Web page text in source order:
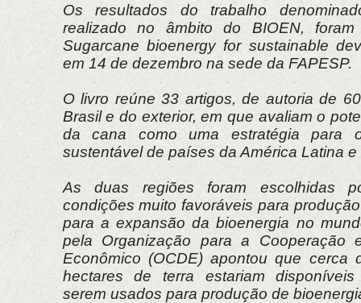
Os resultados do trabalho
realizado no âmbito do BIOEN,
Sugarcane bioenergy for sustainable
em 14 de dezembro na sede da FAPESP.
O livro reúne 33 artigos, de autoria de
Brasil e do exterior, em que avaliam o
da cana como uma estratégia para o
sustentável de países da América Latina e
As duas regiões foram escolhidas
condições muito favoráveis para
para a expansão da bioenergia no
pela Organização para a Cooperação
Econômico (OCDE) apontou que cerca
hectares de terra estariam
serem usados para produção de